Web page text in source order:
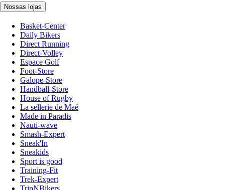
Nossas lojas
Basket-Center
Daily Bikers
Direct Running
Direct-Volley
Espace Golf
Foot-Store
Galope-Store
Handball-Store
House of Rugby
La sellerie de Maé
Made in Paradis
Nauti-wave
Smash-Expert
Sneak'In
Sneakids
Sport is good
Training-Fit
Trek-Expert
TripNBikers